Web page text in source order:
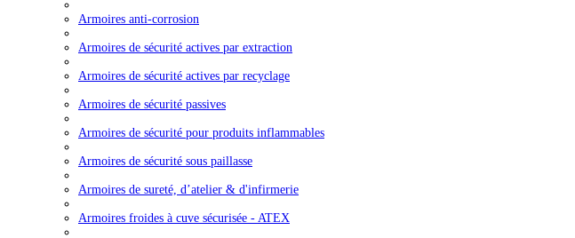
Armoires anti-corrosion
Armoires de sécurité actives par extraction
Armoires de sécurité actives par recyclage
Armoires de sécurité passives
Armoires de sécurité pour produits inflammables
Armoires de sécurité sous paillasse
Armoires de sureté, d’atelier & d'infirmerie
Armoires froides à cuve sécurisée - ATEX